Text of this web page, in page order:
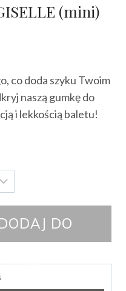
(mini)
zł
co doda szyku Twoim
naszą gumkę do
i lekkością baletu!
DO
KOSZYKA